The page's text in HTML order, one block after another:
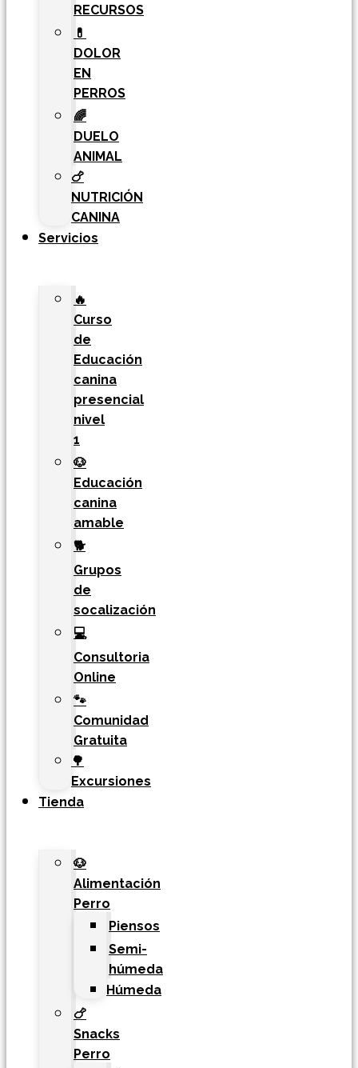
RECURSOS
💊
DOLOR
EN
PERROS
🌈
DUELO
ANIMAL
🍗
NUTRICIÓN
CANINA
Servicios
🔥
Curso
de
Educación
canina
presencial
nivel
1
🐶
Educación
canina
amable
🐕
Grupos
de
socalización
💻
Consultoria
Online
🐾
Comunidad
Gratuita
🌳
Excursiones
Tienda
🐶
Alimentación
Perro
Piensos
Semi-
húmeda
Húmeda
🍗
Snacks
Perro